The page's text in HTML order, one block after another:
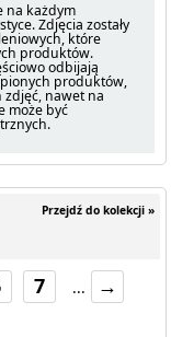
na każdym
Zdjęcia zostały
które
produktów.
odbijają
produktów,
zdjęć, nawet na
może być
Przejdź do kolekcji »
7 ...
→